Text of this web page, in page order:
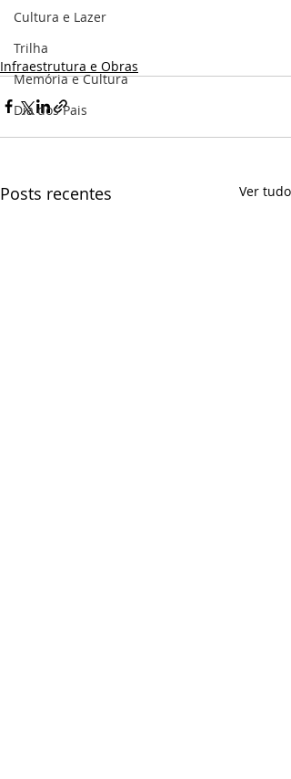
Cultura e Lazer
Trilha
Memória e Cultura
Dia dos Pais
Infraestrutura e Obras
Posts recentes Ver tudo